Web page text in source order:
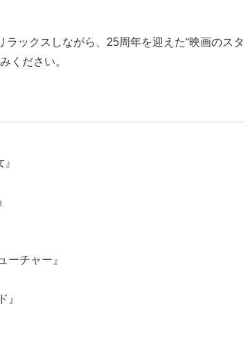
ックスしながら、25周年を迎えた“映画のスタ
ください。
ーチャー』
』